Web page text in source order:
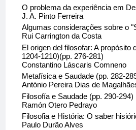
O problema da experiência em
J. A. Pinto Ferreira
Algumas considerações sobre o
Rui Carrington da Costa
El origen del filosofar: A
1204-1210)(pp. 276-281)
Constantino Láscaris Comneno
Metafísica e Saudade (pp. 282-
António Pereira Dias de
Filosofía e Saudade (pp. 290-294)
Ramón Otero Pedrayo
Filosofia e História: O saber
Paulo Durão Alves